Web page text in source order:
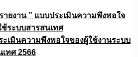
ายงาน ” แบบประเมินความพึงพอใจ
ช้ระบบสารสนเทศ
ะเมินความพึงพอใจของผู้ใช้งานระบบ
เทศ 2566